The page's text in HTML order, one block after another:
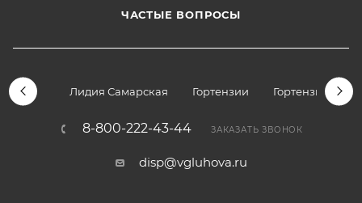
ЧАСТЫЕ ВОПРОСЫ
Лидия Самарская Гортензии Гортензии
8-800-222-43-44 ЗАКАЗАТЬ ЗВОНОК
disp@vgluhova.ru